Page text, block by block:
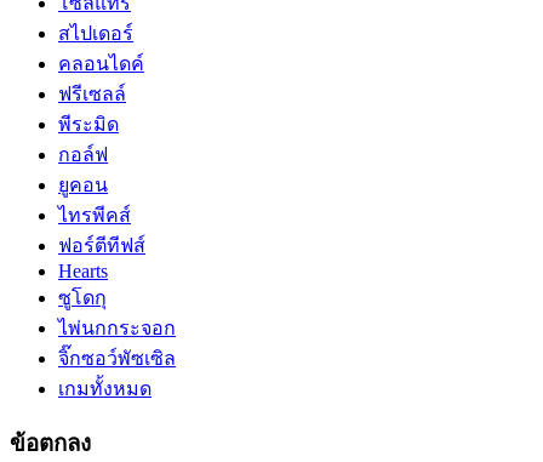
สไปเดอร์
คลอนไดค์
ฟรีเซลล์
พีระมิด
กอล์ฟ
ยูคอน
ไทรพีคส์
ฟอร์ตีทีฟส์
Hearts
ซูโดกุ
ไพ่นกกระจอก
จิ๊กซอว์พัซเซิล
เกมทั้งหมด
ข้อตกลง